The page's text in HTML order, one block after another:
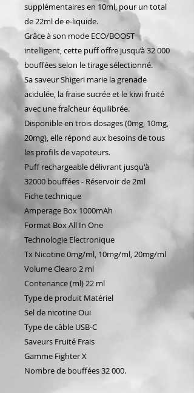
supplémentaires en 10ml, pour un total
de 22ml de e-liquide.
Grâce à son mode ECO/BOOST
intelligent, cette puff offre jusqu’à 32 000
bouffées selon le tirage sélectionné.
Sa saveur Shigeri marie la grenade
acidulée, la fraise sucrée et le kiwi fruité
avec une fraîcheur équilibrée.
Disponible en trois dosages (0mg, 10mg,
20mg), elle répond aux besoins de tous
les profils de vapoteurs.
Puff rechargeable délivrant jusqu'à
32000 bouffées - Réservoir de 2ml
Fiche technique
Amperage Box 1000mAh
Format Box All In One
Technologie Electronique
Tx Nicotine 0mg/ml, 10mg/ml, 20mg/ml
Volume Clearo 2 ml
Contenance (ml) 22 ml
Type de produit Matériel
Sel de nicotine Oui
Type de câble USB-C
Saveurs Fruité Frais
Gamme Fighter X
Nombre de bouffées 32 000.